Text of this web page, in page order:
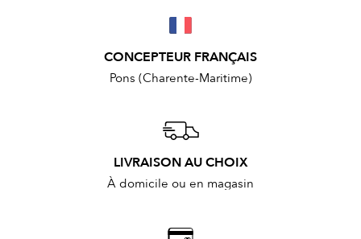
CONCEPTEUR FRANÇAIS
Pons (Charente-Maritime)
LIVRAISON AU CHOIX
À domicile ou en magasin